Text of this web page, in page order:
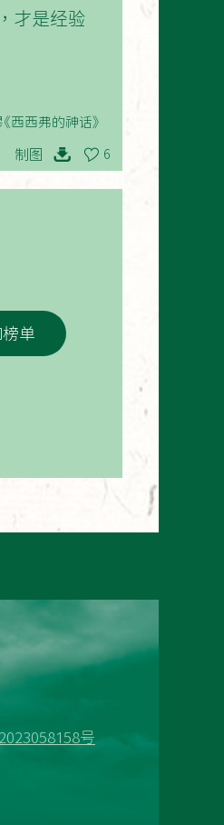
才是经验
西西弗的神话》
制图 6
单
号